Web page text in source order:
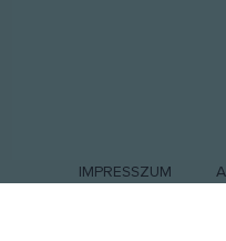
I want
IMPRESSZUM